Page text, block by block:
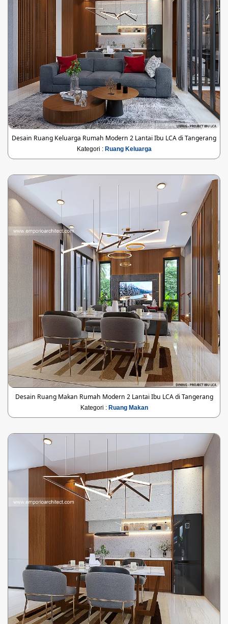
Desain Ruang Keluarga Rumah Modern 2 Lantai Ibu LCA di Tangerang
Kategori : Ruang Keluarga
Desain Ruang Makan Rumah Modern 2 Lantai Ibu LCA di Tangerang
Kategori : Ruang Makan